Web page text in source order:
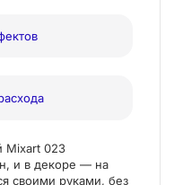
Mixart 023
и в декоре — на
своими руками, без